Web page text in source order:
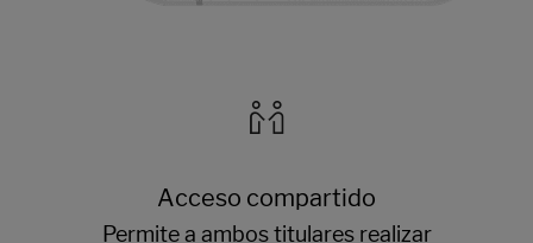
Acceso compartido
Permite a ambos titulares realizar